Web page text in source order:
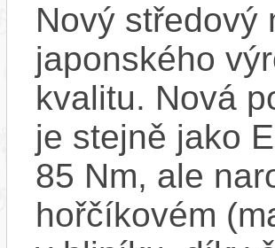
Nový středový
japonského
kvalitu. Nová
je stejně jako
85 Nm, ale
hořčíkovém